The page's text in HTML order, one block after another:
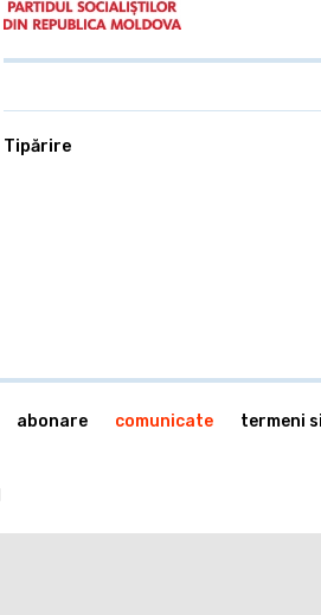
Tipărire
abonare comunicate termeni